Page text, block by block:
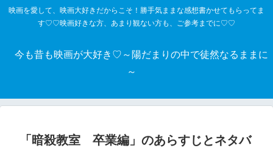
映画を愛して、映画大好きだからこそ！勝手気ままな感想書かせてもらってま
す♡♡映画好きな方、あまり観ない方も、ご参考までに♡♡
今も昔も映画が大好き♡～陽だまりの中で徒然なるままに
～
「暗殺教室 卒業編」のあらすじとネタバ